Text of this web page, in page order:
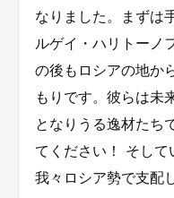
なりました。まずは
ルゲイ・ハリトーノ
の後もロシアの地か
もりです。彼らは未
となりうる逸材たち
てください！ そして
我々ロシア勢で支配